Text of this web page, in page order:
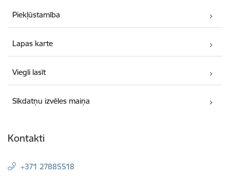
Piekļūstamība
Lapas karte
Viegli lasīt
Sīkdatņu izvēles maiņa
Kontakti
+371 27885518